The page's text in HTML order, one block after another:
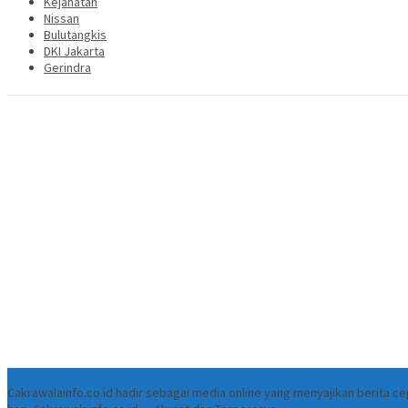
Nissan
Bulutangkis
DKI Jakarta
Gerindra
Cakrawalainfo.co.id hadir sebagai media online yang menyajikan berita